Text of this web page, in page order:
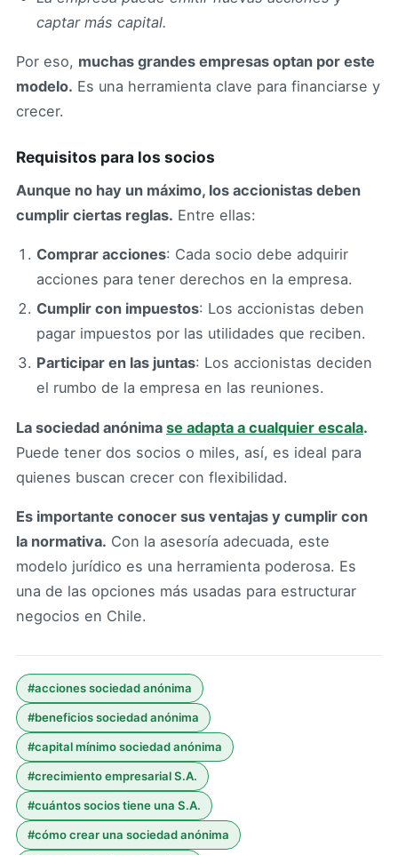
captar más capital.
Por eso, muchas grandes empresas optan por este
modelo. Es una herramienta clave para financiarse y
crecer.
Requisitos para los socios
Aunque no hay un máximo, los accionistas deben
cumplir ciertas reglas. Entre ellas:
Comprar acciones: Cada socio debe adquirir
acciones para tener derechos en la empresa.
Cumplir con impuestos: Los accionistas deben
pagar impuestos por las utilidades que reciben.
Participar en las juntas: Los accionistas deciden
el rumbo de la empresa en las reuniones.
La sociedad anónima se adapta a cualquier escala.
Puede tener dos socios o miles, así, es ideal para
quienes buscan crecer con flexibilidad.
Es importante conocer sus ventajas y cumplir con
la normativa. Con la asesoría adecuada, este
modelo jurídico es una herramienta poderosa. Es
una de las opciones más usadas para estructurar
negocios en Chile.
#acciones sociedad anónima
#beneficios sociedad anónima
#capital mínimo sociedad anónima
#crecimiento empresarial S.A.
#cuántos socios tiene una S.A.
#cómo crear una sociedad anónima